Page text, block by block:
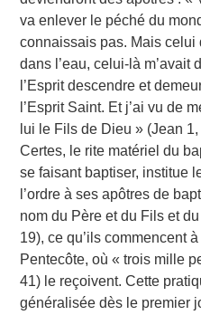
va enlever le péché du
connaissais pas. Mais celui
dans l’eau, celui-là m’avait
l’Esprit descendre et
l’Esprit Saint. Et j’ai vu de
lui le Fils de Dieu » (Jean
Certes, le rite matériel du
se faisant baptiser, institue
l’ordre à ses apôtres de
nom du Père et du Fils et
19), ce qu’ils commencent
Pentecôte, où « trois mille
41) le reçoivent. Cette
généralisée dès le premier